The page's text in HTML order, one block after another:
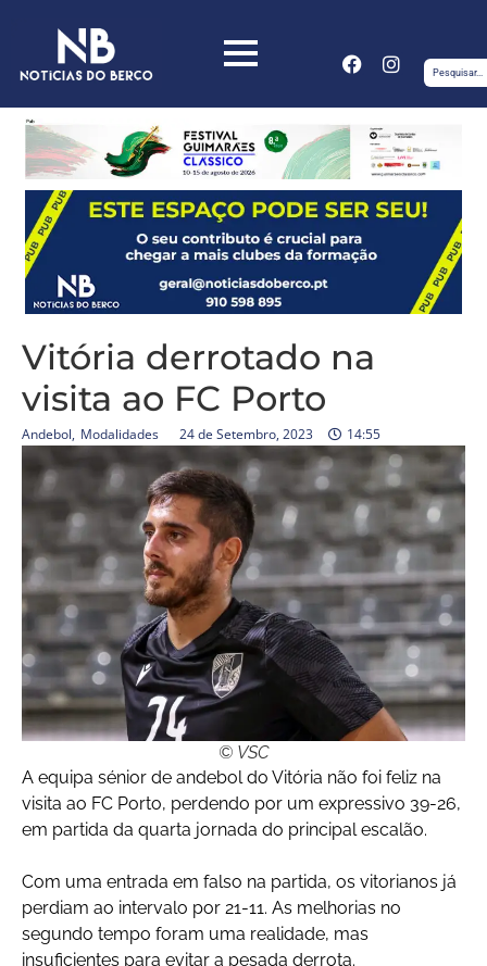
Vitória derrotado na
visita ao FC Porto
Andebol, Modalidades 24 de Setembro, 2023 14:55
© VSC
A equipa sénior de andebol do Vitória não foi feliz na
visita ao FC Porto, perdendo por um expressivo 39-26,
em partida da quarta jornada do principal escalão.
Com uma entrada em falso na partida, os vitorianos já
perdiam ao intervalo por 21-11. As melhorias no
segundo tempo foram uma realidade, mas
insuficientes para evitar a pesada derrota.